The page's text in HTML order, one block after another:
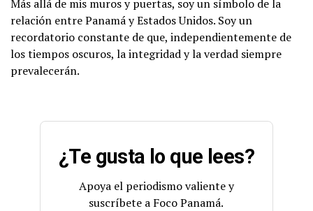
Más allá de mis muros y puertas, soy un símbolo de la
relación entre Panamá y Estados Unidos. Soy un
recordatorio constante de que, independientemente de
los tiempos oscuros, la integridad y la verdad siempre
prevalecerán.
¿Te gusta lo que lees?
Apoya el periodismo valiente y
suscríbete a Foco Panamá.